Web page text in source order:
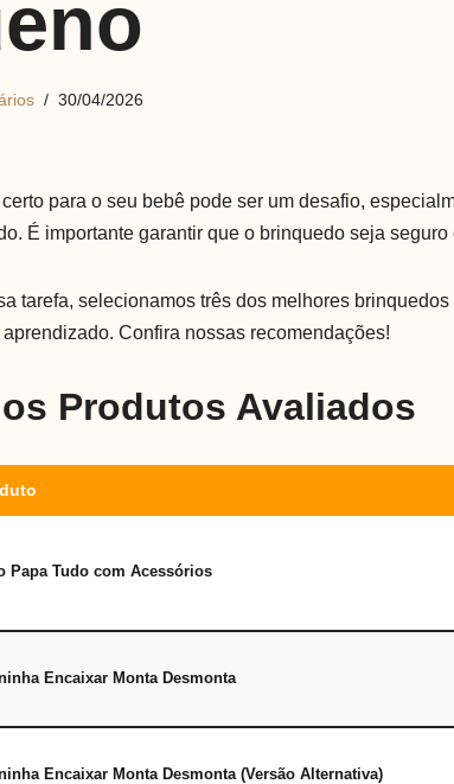
30/04/2026
para o seu bebê pode ser um desafio,
É importante garantir que o brinquedo seja seguro
tarefa, selecionamos três dos melhores
Confira nossas recomendações!
Produtos Avaliados
Papa Tudo com Acessórios
Encaixar Monta Desmonta
Encaixar Monta Desmonta (Versão Alternativa)